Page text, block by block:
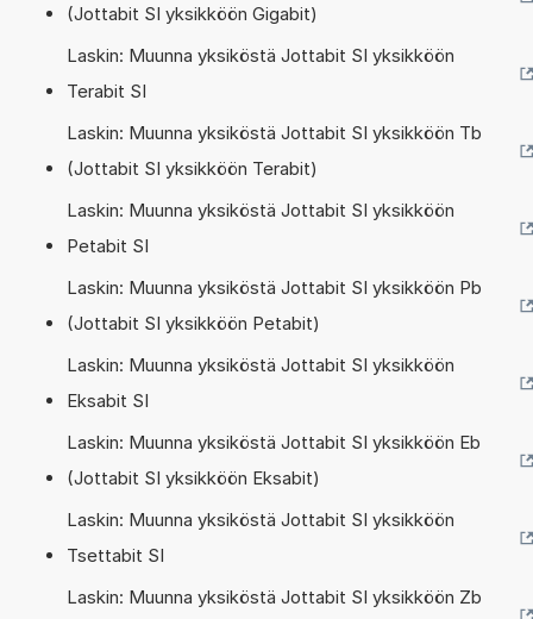
(Jottabit SI yksikköön Gigabit)
Laskin: Muunna yksiköstä Jottabit SI yksikköön
Terabit SI
Laskin: Muunna yksiköstä Jottabit SI yksikköön Tb
(Jottabit SI yksikköön Terabit)
Laskin: Muunna yksiköstä Jottabit SI yksikköön
Petabit SI
Laskin: Muunna yksiköstä Jottabit SI yksikköön Pb
(Jottabit SI yksikköön Petabit)
Laskin: Muunna yksiköstä Jottabit SI yksikköön
Eksabit SI
Laskin: Muunna yksiköstä Jottabit SI yksikköön Eb
(Jottabit SI yksikköön Eksabit)
Laskin: Muunna yksiköstä Jottabit SI yksikköön
Tsettabit SI
Laskin: Muunna yksiköstä Jottabit SI yksikköön Zb